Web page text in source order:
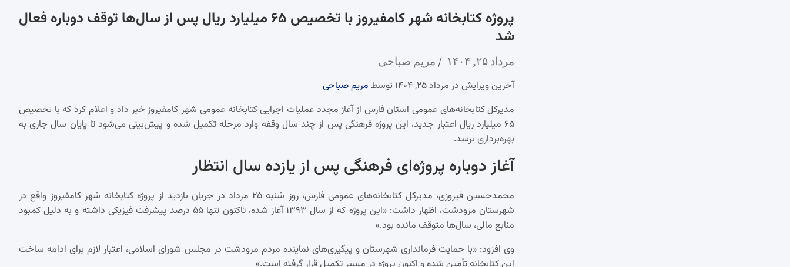
پروژه کتابخانه شهر کامفیروز با تخصیص ۶۵ میلیارد ریال پس از سال‌ها توقف دوباره فعال
شد
مرداد ۲۵, ۱۴۰۴ مریم صباحی
آخرین ویرایش در مرداد ۲۵, ۱۴۰۴ توسط
مریم صباحی
مدیرکل کتابخانه‌های عمومی استان فارس از آغاز مجدد عملیات اجرایی کتابخانه عمومی شهر کامفیروز خبر داد و اعلام کرد که با تخصیص
۶۵ میلیارد ریال اعتبار جدید، این پروژه فرهنگی پس از چند سال وقفه وارد مرحله تکمیل شده و پیش‌بینی می‌شود تا پایان سال جاری به
بهره‌برداری برسد.
آغاز دوباره پروژه‌ای فرهنگی پس از یازده سال انتظار
محمدحسین فیروزی، مدیرکل کتابخانه‌های عمومی فارس، روز شنبه ۲۵ مرداد در جریان بازدید از پروژه کتابخانه شهر کامفیروز واقع در
شهرستان مرودشت، اظهار داشت: «این پروژه که از سال ۱۳۹۳ آغاز شده، تاکنون تنها ۵۵ درصد پیشرفت فیزیکی داشته و به دلیل کمبود
منابع مالی، سال‌ها متوقف مانده بود.»
وی افزود: «با حمایت فرمانداری شهرستان و پیگیری‌های نماینده مردم مرودشت در مجلس شورای اسلامی، اعتبار لازم برای ادامه ساخت